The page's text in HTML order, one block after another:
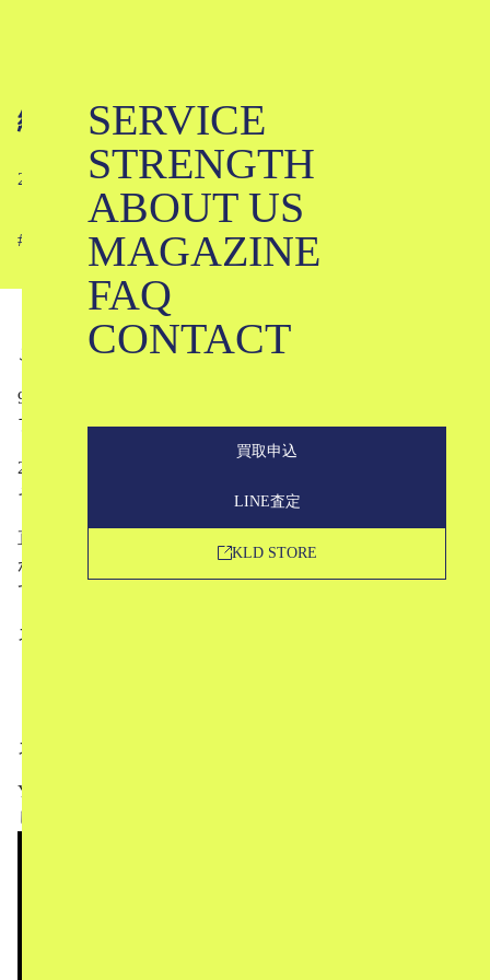
SERVICE
STRENGTH
ABOUT US
MAGAZINE
FAQ
CONTACT
買取申込
LINE査定
KLD STORE
編集日記 #13
2024-10-02
#
こんにちは。ブランド古着のKLDです。
9月の27日からの3日間、KLDでは初となる韓国でのポッ
プアップイベントをおこなっていました。
26日には関係者向けのレセプションイベントが開催され、
その際に写真なども撮らせていただきました。
直前の1ヶ月、一応韓国語の勉強などもしていったのです
がまだまだ言葉はおぼつかず…ですが皆さん優しく対応し
てくださいました。
スナップをまとめた記事を公開しましたのでぜひ見てみて
スナップ記事はこちら
Youtubeにて今回開催場所となったNOBOUNDARIEZを少
し紹介しています。